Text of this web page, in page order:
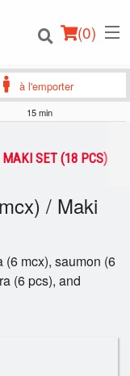
(0)
à l'emporter
15 min
SET (18 PCS)
/ Maki
(6 mcx), saumon (6
(6 pcs), and